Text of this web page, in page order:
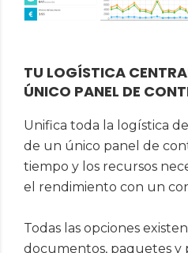
TU LOGÍSTICA
ÚNICO PANEL DE
Unifica toda la logística
de un único panel de
tiempo y los recursos
el rendimiento con un
Todas las opciones
documentos, paquetes y